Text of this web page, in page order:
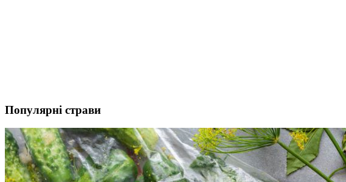
Популярні страви